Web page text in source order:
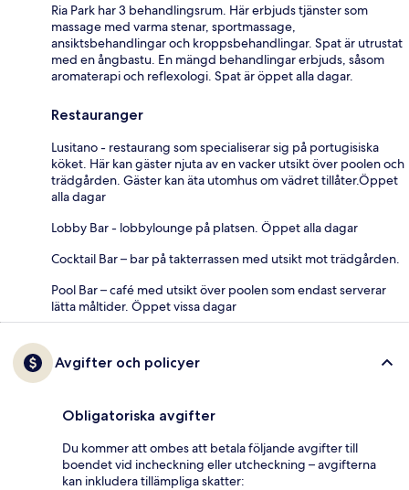
Ria Park har 3 behandlingsrum. Här erbjuds tjänster som
massage med varma stenar, sportmassage,
ansiktsbehandlingar och kroppsbehandlingar. Spat är utrustat
med en ångbastu. En mängd behandlingar erbjuds, såsom
aromaterapi och reflexologi. Spat är öppet alla dagar.
Restauranger
Lusitano - restaurang som specialiserar sig på portugisiska
köket. Här kan gäster njuta av en vacker utsikt över poolen och
trädgården. Gäster kan äta utomhus om vädret tillåter.Öppet
alla dagar
Lobby Bar - lobbylounge på platsen. Öppet alla dagar
Cocktail Bar – bar på takterrassen med utsikt mot trädgården.
Pool Bar – café med utsikt över poolen som endast serverar
lätta måltider. Öppet vissa dagar
Avgifter och policyer
Obligatoriska avgifter
Du kommer att ombes att betala följande avgifter till
boendet vid incheckning eller utcheckning – avgifterna
kan inkludera tillämpliga skatter: